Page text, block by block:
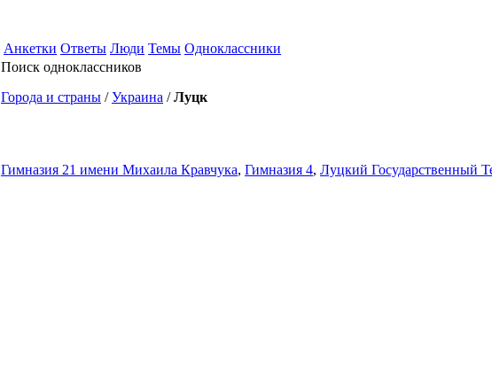
Анкетки Ответы Люди Темы Одноклассники
Поиск одноклассников
Города и страны /Украина /Луцк
Гимназия 21 имени Михаила Кравчука, Гимназия 4, Луцкий Государственный